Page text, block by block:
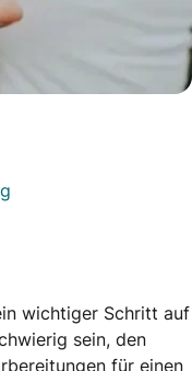
wichtiger Schritt auf
sein, den
für einen